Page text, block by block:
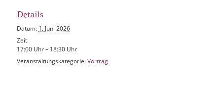
Details
Datum: 1. Juni 2026
Zeit:
17:00 Uhr – 18:30 Uhr
Veranstaltungskategorie: Vortrag